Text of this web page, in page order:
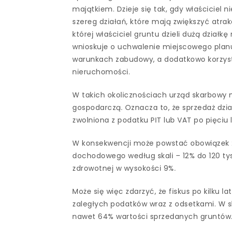
majątkiem. Dzieje się tak, gdy właściciel
szereg działań, które mają zwiększyć
której właściciel gruntu dzieli dużą
wnioskuje o uchwalenie miejscowego
warunkach zabudowy, a dodatkowo
nieruchomości.
W takich okolicznościach urząd skarbowy
gospodarczą. Oznacza to, że sprzedaż
zwolniona z podatku PIT lub VAT po
W konsekwencji może powstać
dochodowego według skali – 12% do 120
zdrowotnej w wysokości 9%.
Może się więc zdarzyć, że fiskus po kilku
zaległych podatków wraz z odsetkami.
nawet 64% wartości sprzedanych